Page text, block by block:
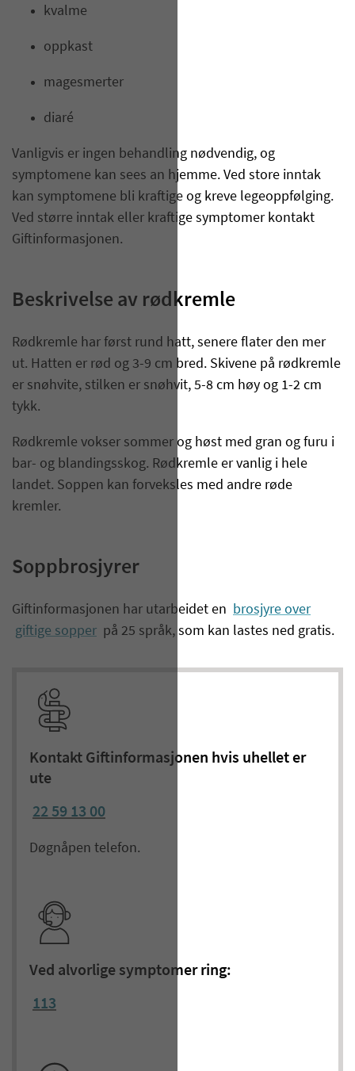
kvalme
oppkast
magesmerter
diaré
Vanligvis er ingen behandling nødvendig, og
symptomene kan sees an hjemme. Ved store inntak
kan symptomene bli kraftige og kreve legeoppfølging.
Ved større inntak eller kraftige symptomer kontakt
Giftinformasjonen.
Beskrivelse av rødkremle​​​​
Rødkremle har først rund hatt, senere flater den mer
ut. Hatten er rød og 3-9 cm bred. Skivene på rødkremle
er snøhvite, stilken er snøhvit, 5-8 cm høy og 1-2 cm
tykk.
Rødkremle vokser sommer og høst med gran og furu i
bar- og blandingsskog. Rødkremle er vanlig i hele
landet. Soppen kan forveksles med andre røde
kremler.
Soppbrosjyrer
​Giftinformasjonen har utarbeidet en brosjyre over
giftige sopper på 25 språk, som kan lastes ned gratis.
Kontakt Giftinformasjonen hvis uhellet er
ute
22 59 13 00
Døgnåpen telefon.
Ved alvorlige symptomer ring:
113